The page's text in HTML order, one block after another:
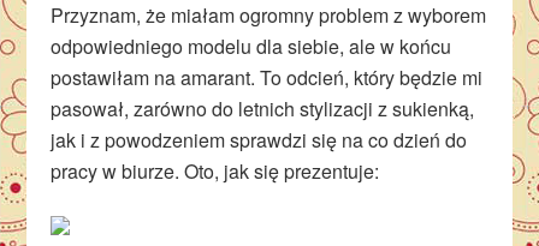
Przyznam, że miałam ogromny problem z wyborem
odpowiedniego modelu dla siebie, ale w końcu
postawiłam na amarant. To odcień, który będzie mi
pasował, zarówno do letnich stylizacji z sukienką,
jak i z powodzeniem sprawdzi się na co dzień do
pracy w biurze. Oto, jak się prezentuje: